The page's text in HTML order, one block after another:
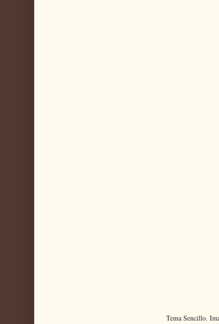
Tema Sencillo.